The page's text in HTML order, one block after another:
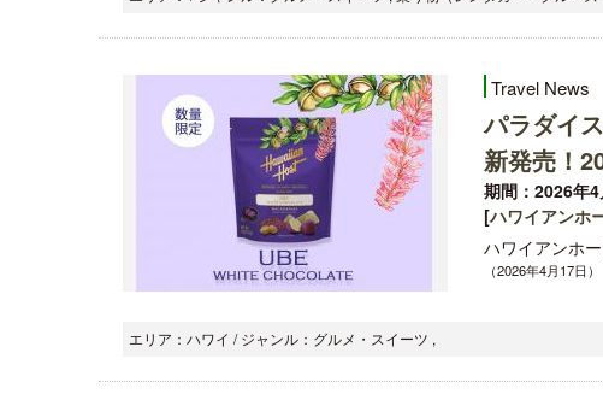
Travel News
パラダイ
新発売！
期間：2026年
[ハワイアンホ
ハワイアンホ
（2026年4月17日）
エリア：ハワイ / ジャンル：グルメ・スイーツ ,